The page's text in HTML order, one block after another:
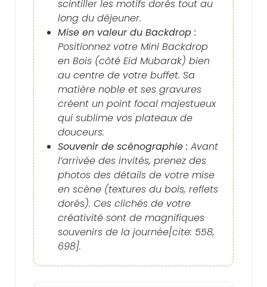
scintiller les motifs dorés tout au
long du déjeuner.
Mise en valeur du Backdrop :
Positionnez votre Mini Backdrop
en Bois (côté Eid Mubarak) bien
au centre de votre buffet. Sa
matière noble et ses gravures
créent un point focal majestueux
qui sublime vos plateaux de
douceurs.
Souvenir de scénographie : Avant
l’arrivée des invités, prenez des
photos des détails de votre mise
en scène (textures du bois, reflets
dorés). Ces clichés de votre
créativité sont de magnifiques
souvenirs de la journée[cite: 558,
698].